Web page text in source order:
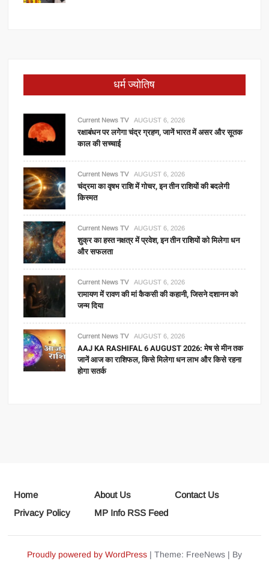
धर्म ज्योतिष
Current News TV AUGUST 6, 2026
रक्षाबंधन पर लगेगा चंद्र ग्रहण, जानें भारत में असर और सूतक
काल की सच्चाई
Current News TV AUGUST 6, 2026
चंद्रमा का वृषभ राशि में गोचर, इन तीन राशियों की बदलेगी
किस्मत
Current News TV AUGUST 6, 2026
शुक्र का हस्त नक्षत्र में प्रवेश, इन तीन राशियों को मिलेगा धन
और सफलता
Current News TV AUGUST 6, 2026
रामायण में रावण की मां कैकसी की कहानी, जिसने दशानन को
जन्म दिया
Current News TV AUGUST 6, 2026
AAJ KA RASHIFAL 6 AUGUST 2026: मेष से मीन तक
जानें आज का राशिफल, किसे मिलेगा धन लाभ और किसे रहना
होगा सतर्क
Home About Us
Contact Us
Privacy Policy
MP Info RSS Feed
Proudly powered by WordPress | Theme: FreeNews | By